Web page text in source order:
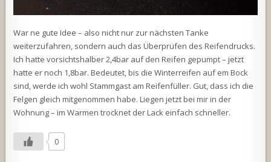
War ne gute Idee – also nicht nur zur nächsten Tanke
weiterzufahren, sondern auch das Überprüfen des Reifendrucks.
Ich hatte vorsichtshalber 2,4bar auf den Reifen gepumpt – jetzt
hatte er noch 1,8bar. Bedeutet, bis die Winterreifen auf em Bock
sind, werde ich wohl Stammgast am Reifenfüller. Gut, dass ich die
Felgen gleich mitgenommen habe. Liegen jetzt bei mir in der
Wohnung – im Warmen trocknet der Lack einfach schneller.
0